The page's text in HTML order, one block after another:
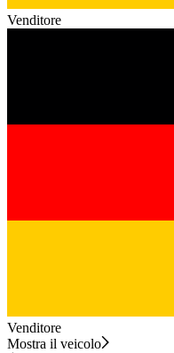
Venditore
Venditore
Mostra il veicolo